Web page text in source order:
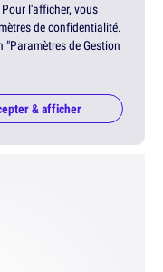
l'afficher, vous
de confidentialité.
de Gestion
& afficher